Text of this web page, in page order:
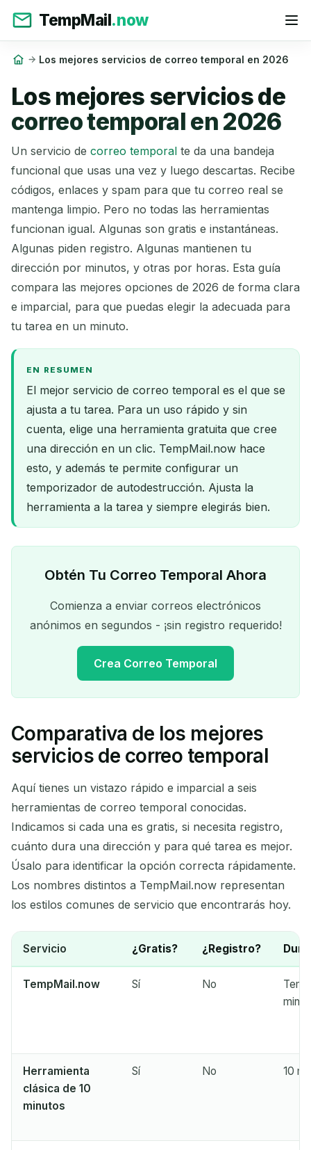
TempMail.now
Los mejores servicios de correo temporal en 2026
Los mejores servicios de
correo temporal en 2026
Un servicio de correo temporal te da una bandeja
funcional que usas una vez y luego descartas. Recibe
códigos, enlaces y spam para que tu correo real se
mantenga limpio. Pero no todas las herramientas
funcionan igual. Algunas son gratis e instantáneas.
Algunas piden registro. Algunas mantienen tu
dirección por minutos, y otras por horas. Esta guía
compara las mejores opciones de 2026 de forma clara
e imparcial, para que puedas elegir la adecuada para
tu tarea en un minuto.
EN RESUMEN
El mejor servicio de correo temporal es el que se
ajusta a tu tarea. Para un uso rápido y sin
cuenta, elige una herramienta gratuita que cree
una dirección en un clic. TempMail.now hace
esto, y además te permite configurar un
temporizador de autodestrucción. Ajusta la
herramienta a la tarea y siempre elegirás bien.
Obtén Tu Correo Temporal Ahora
Comienza a enviar correos electrónicos
anónimos en segundos - ¡sin registro requerido!
Crea Correo Temporal
Tu dirección de correo
temporal:
Copiar QR
Eliminar seleccionados Cambiar correo
Próxima actualización en
Comparativa de los mejores
servicios de correo temporal
Aquí tienes un vistazo rápido e imparcial a seis
herramientas de correo temporal conocidas.
Indicamos si cada una es gratis, si necesita registro,
cuánto dura una dirección y para qué tarea es mejor.
Úsalo para identificar la opción correcta rápidamente.
Los nombres distintos a TempMail.now representan
los estilos comunes de servicio que encontrarás hoy.
Servicio ¿Gratis? ¿Registro?
TempMail.now Sí No
min,
Herramienta
clásica de 10
minutos
Sí No 10